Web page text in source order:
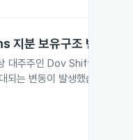
분 보유구조 변경
주주인 Dov Shiff가 2026
되는 변동이 발생했습니다.